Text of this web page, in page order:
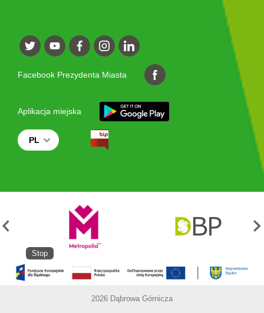
Facebook Prezydenta Miasta
Aplikacja miejska
PL
Stop
2026 Dąbrowa Górnicza